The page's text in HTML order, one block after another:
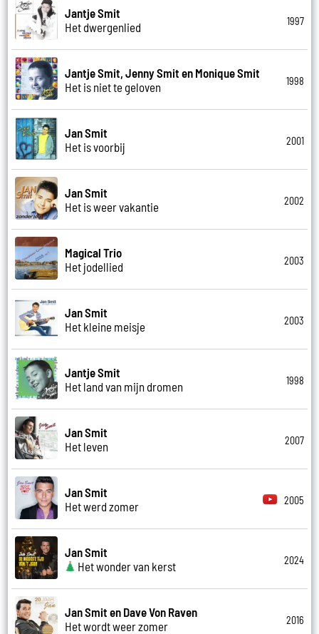
Jantje Smit
Het dwergenlied
1997
Jantje Smit, Jenny Smit en Monique Smit
Het is niet te geloven
1998
Jan Smit
Het is voorbij
2001
Jan Smit
Het is weer vakantie
2002
Magical Trio
Het jodellied
2003
Jan Smit
Het kleine meisje
2003
Jantje Smit
Het land van mijn dromen
1998
Jan Smit
Het leven
2007
Jan Smit
Het werd zomer
2005
Jan Smit
Het wonder van kerst
2024
Jan Smit en Dave Von Raven
Het wordt weer zomer
2016